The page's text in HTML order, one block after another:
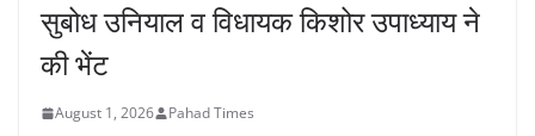
सुबोध उनियाल व विधायक किशोर उपाध्याय ने
की भेंट
August 1, 2026 Pahad Times